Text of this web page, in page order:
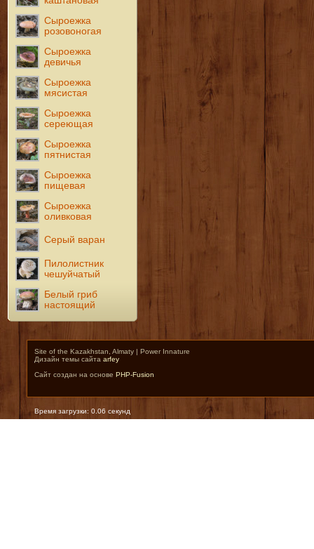
Сыроежка
розовоногая
Сыроежка
девичья
Сыроежка
мясистая
Сыроежка
сереющая
Сыроежка
пятнистая
Сыроежка
пищевая
Сыроежка
оливковая
Серый варан
Пилолистник
чешуйчатый
Белый гриб
настоящий
Site of the Kazakhstan, Almaty | Power Innature
Дизайн темы сайта arfey
Сайт создан на основе PHP-Fusion
Время загрузки: 0.06 секунд